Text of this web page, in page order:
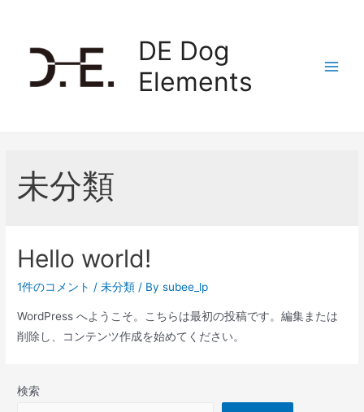
DE Dog
Elements
未分類
Hello world!
1件のコメント /未分類 / Bysubee_lp
WordPress へようこそ。こちらは最初の投稿です。編集または
削除し、コンテンツ作成を始めてください。
検索